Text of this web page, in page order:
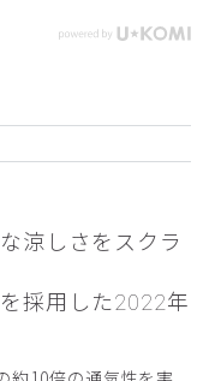
涼しさをスクラ
採用した2022年